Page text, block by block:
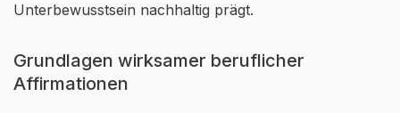
Unterbewusstsein nachhaltig prägt.
Grundlagen wirksamer beruflicher
Affirmationen